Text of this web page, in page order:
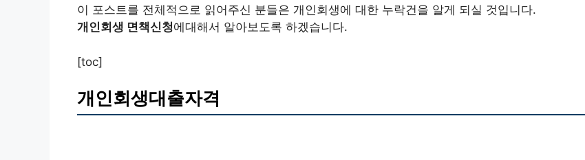
이 포스트를 전체적으로 읽어주신 분들은 개인회생에 대한 누락건을 알게 되실 것입니다.
개인회생 면책신청에대해서 알아보도록 하겠습니다.
[toc]
개인회생대출자격